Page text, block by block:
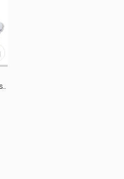
Butteri Erkek Deri & Tekstil Beyaz Sneakers & Spor Ayakkabı